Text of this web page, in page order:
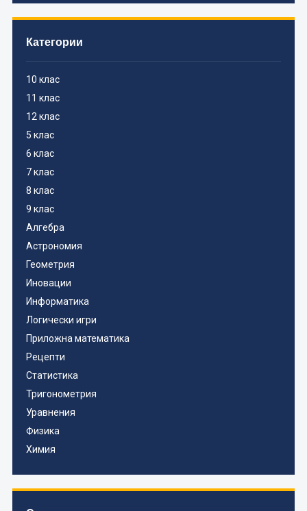
Категории
10 клас
11 клас
12 клас
5 клас
6 клас
7 клас
8 клас
9 клас
Алгебра
Астрономия
Геометрия
Иновации
Информатика
Логически игри
Приложна математика
Рецепти
Статистика
Тригонометрия
Уравнения
Физика
Химия